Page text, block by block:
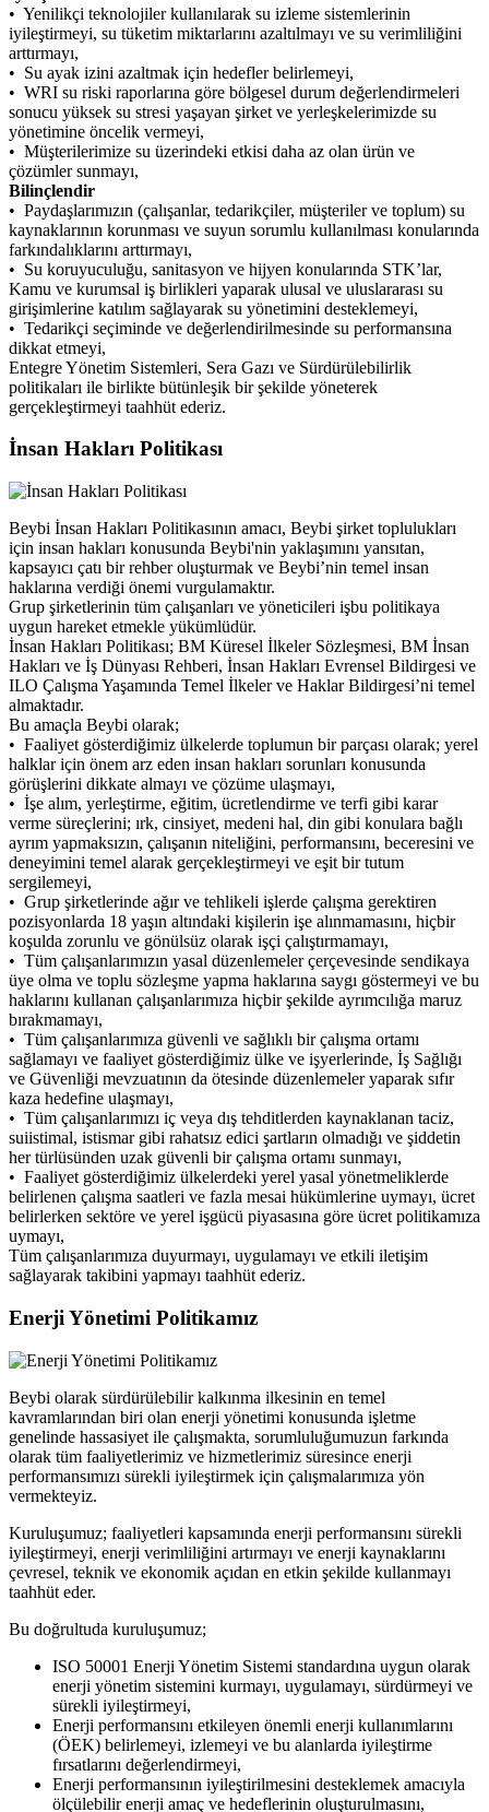
• Yenilikçi teknolojiler kullanılarak su izleme sistemlerinin
iyileştirmeyi, su tüketim miktarlarını azaltılmayı ve su verimliliğini
arttırmayı,
• Su ayak izini azaltmak için hedefler belirlemeyi,
• WRI su riski raporlarına göre bölgesel durum değerlendirmeleri
sonucu yüksek su stresi yaşayan şirket ve yerleşkelerimizde su
yönetimine öncelik vermeyi,
• Müşterilerimize su üzerindeki etkisi daha az olan ürün ve
çözümler sunmayı,
Bilinçlendir
• Paydaşlarımızın (çalışanlar, tedarikçiler, müşteriler ve toplum) su
kaynaklarının korunması ve suyun sorumlu kullanılması konularında
farkındalıklarını arttırmayı,
• Su koruyuculuğu, sanitasyon ve hijyen konularında STK’lar,
Kamu ve kurumsal iş birlikleri yaparak ulusal ve uluslararası su
girişimlerine katılım sağlayarak su yönetimini desteklemeyi,
• Tedarikçi seçiminde ve değerlendirilmesinde su performansına
dikkat etmeyi,
Entegre Yönetim Sistemleri, Sera Gazı ve Sürdürülebilirlik
politikaları ile birlikte bütünleşik bir şekilde yöneterek
gerçekleştirmeyi taahhüt ederiz.
İnsan Hakları Politikası
Beybi İnsan Hakları Politikasının amacı, Beybi şirket toplulukları
için insan hakları konusunda Beybi'nin yaklaşımını yansıtan,
kapsayıcı çatı bir rehber oluşturmak ve Beybi’nin temel insan
haklarına verdiği önemi vurgulamaktır.
Grup şirketlerinin tüm çalışanları ve yöneticileri işbu politikaya
uygun hareket etmekle yükümlüdür.
İnsan Hakları Politikası; BM Küresel İlkeler Sözleşmesi, BM İnsan
Hakları ve İş Dünyası Rehberi, İnsan Hakları Evrensel Bildirgesi ve
ILO Çalışma Yaşamında Temel İlkeler ve Haklar Bildirgesi’ni temel
almaktadır.
Bu amaçla Beybi olarak;
• Faaliyet gösterdiğimiz ülkelerde toplumun bir parçası olarak; yerel
halklar için önem arz eden insan hakları sorunları konusunda
görüşlerini dikkate almayı ve çözüme ulaşmayı,
• İşe alım, yerleştirme, eğitim, ücretlendirme ve terfi gibi karar
verme süreçlerini; ırk, cinsiyet, medeni hal, din gibi konulara bağlı
ayrım yapmaksızın, çalışanın niteliğini, performansını, beceresini ve
deneyimini temel alarak gerçekleştirmeyi ve eşit bir tutum
sergilemeyi,
• Grup şirketlerinde ağır ve tehlikeli işlerde çalışma gerektiren
pozisyonlarda 18 yaşın altındaki kişilerin işe alınmamasını, hiçbir
koşulda zorunlu ve gönülsüz olarak işçi çalıştırmamayı,
• Tüm çalışanlarımızın yasal düzenlemeler çerçevesinde sendikaya
üye olma ve toplu sözleşme yapma haklarına saygı göstermeyi ve bu
haklarını kullanan çalışanlarımıza hiçbir şekilde ayrımcılığa maruz
bırakmamayı,
• Tüm çalışanlarımıza güvenli ve sağlıklı bir çalışma ortamı
sağlamayı ve faaliyet gösterdiğimiz ülke ve işyerlerinde, İş Sağlığı
ve Güvenliği mevzuatının da ötesinde düzenlemeler yaparak sıfır
kaza hedefine ulaşmayı,
• Tüm çalışanlarımızı iç veya dış tehditlerden kaynaklanan taciz,
suiistimal, istismar gibi rahatsız edici şartların olmadığı ve şiddetin
her türlüsünden uzak güvenli bir çalışma ortamı sunmayı,
• Faaliyet gösterdiğimiz ülkelerdeki yerel yasal yönetmeliklerde
belirlenen çalışma saatleri ve fazla mesai hükümlerine uymayı, ücret
belirlerken sektöre ve yerel işgücü piyasasına göre ücret politikamıza
uymayı,
Tüm çalışanlarımıza duyurmayı, uygulamayı ve etkili iletişim
sağlayarak takibini yapmayı taahhüt ederiz.
Enerji Yönetimi Politikamız
Beybi olarak sürdürülebilir kalkınma ilkesinin en temel
kavramlarından biri olan enerji yönetimi konusunda işletme
genelinde hassasiyet ile çalışmakta, sorumluluğumuzun farkında
olarak tüm faaliyetlerimiz ve hizmetlerimiz süresince enerji
performansımızı sürekli iyileştirmek için çalışmalarımıza yön
vermekteyiz.
Kuruluşumuz; faaliyetleri kapsamında enerji performansını sürekli
iyileştirmeyi, enerji verimliliğini artırmayı ve enerji kaynaklarını
çevresel, teknik ve ekonomik açıdan en etkin şekilde kullanmayı
taahhüt eder.
Bu doğrultuda kuruluşumuz;
ISO 50001 Enerji Yönetim Sistemi standardına uygun olarak
enerji yönetim sistemini kurmayı, uygulamayı, sürdürmeyi ve
sürekli iyileştirmeyi,
Enerji performansını etkileyen önemli enerji kullanımlarını
(ÖEK) belirlemeyi, izlemeyi ve bu alanlarda iyileştirme
fırsatlarını değerlendirmeyi,
Enerji performansının iyileştirilmesini desteklemek amacıyla
ölçülebilir enerji amaç ve hedeflerinin oluşturulmasını,